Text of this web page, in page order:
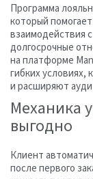
Программа
который
взаимодействия
долгосрочные
на платформе
гибких
и расширяют
Механика
выгодно
Клиент
после первого